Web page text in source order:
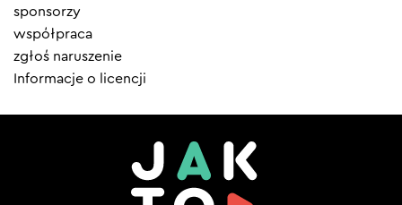
sponsorzy
współpraca
zgłoś naruszenie
Informacje o licencji